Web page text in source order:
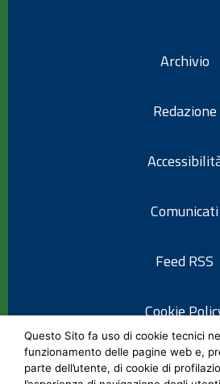
Archivio
Redazione
Comunicati
Feed RSS
Cookie
Informativa
Questo Sito fa uso di cookie tecnici
funzionamento delle pagine web e,
parte dell’utente, di cookie di